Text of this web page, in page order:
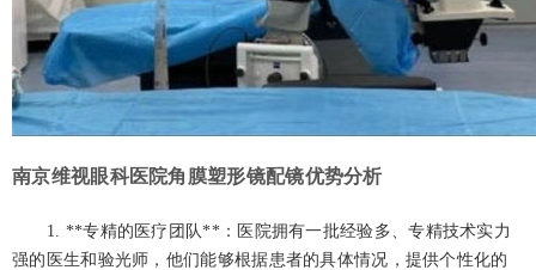
南京维视眼科医院角膜塑形镜配镜优势分析
1. **专精的医疗团队**：医院拥有一批经验多、专精技术实力
强的医生和验光师，他们能够根据患者的具体情况，提供个性化的